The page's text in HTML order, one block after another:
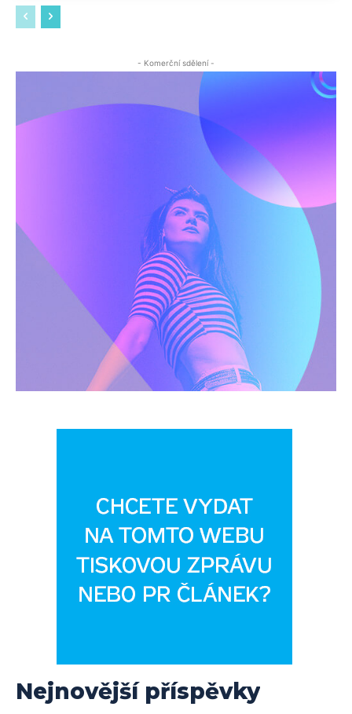
- Komerční sdělení -
Nejnovější příspěvky